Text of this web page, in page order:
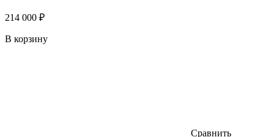
214 000 ₽
В корзину
Сравнить